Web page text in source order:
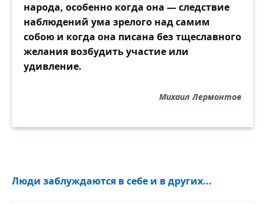
народа, особенно когда она — следствие
наблюдений ума зрелого над самим
собою и когда она писана без тщеславного
желания возбудить участие или
удивление.
Михаил Лермонтов
Люди заблуждаются в себе и в других...